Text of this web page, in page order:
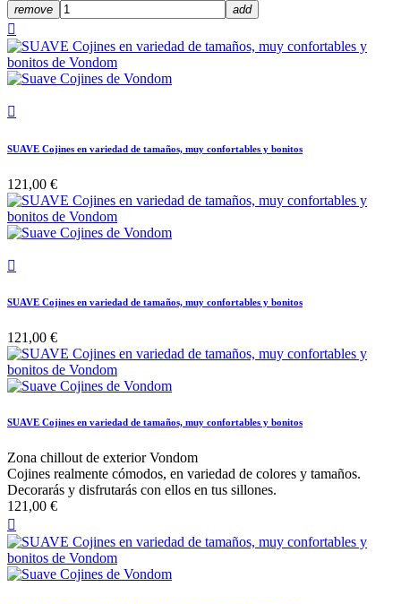
remove add


SUAVE Cojines en variedad de tamaños, muy confortables y bonitos
121,00 €

SUAVE Cojines en variedad de tamaños, muy confortables y bonitos
121,00 €
SUAVE Cojines en variedad de tamaños, muy confortables y bonitos
Zona chillout de exterior Vondom
Cojines realmente cómodos, en variedad de colores y tamaños.
Decorarás y disfrutarás con ellos en tus sillones.
121,00 €
